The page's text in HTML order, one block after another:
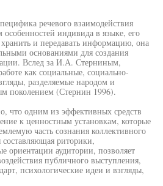
речевого взаимодействия
особенностей индивида в языке, его
и передавать информацию, она
основаниями для создания
Вслед за И.А. Стерниным,
как социальные, социально-
разделяемые народом и
поколением (Стернин 1996).
что одним из эффективных средств
к ценностным установкам, которые
часть сознания коллективного
составляющая риторики,
ориентации аудитории, позволяет
публичного выступления,
психологические идеи и взгляды,